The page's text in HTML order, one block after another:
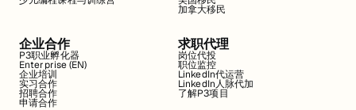
加拿大移民
企业合作
P3职业孵化器
Enterprise (EN)
企业培训
实习合作
招聘合作
申请合作
求职代理
岗位代投
职位监控
LinkedIn代运营
LinkedIn人脉代加
了解P3项目